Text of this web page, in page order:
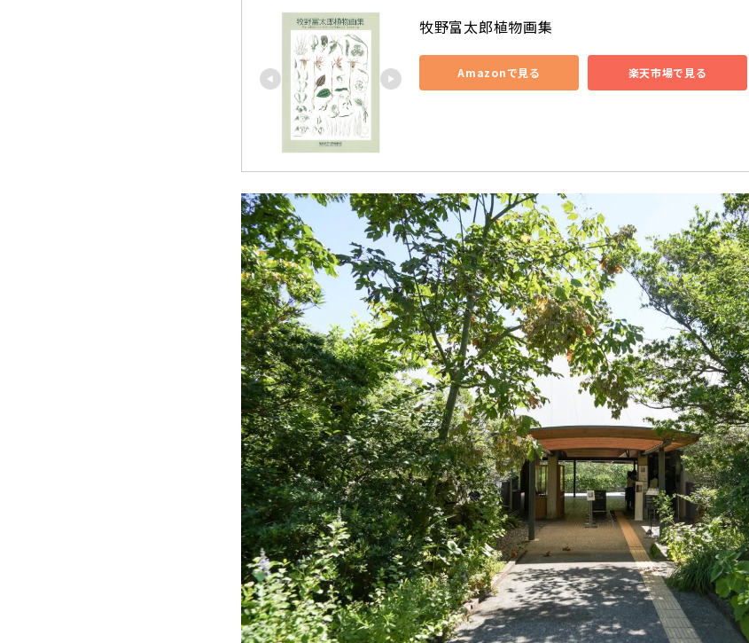
牧野富太郎植物画集
Amazonで見る 楽天市場で見る